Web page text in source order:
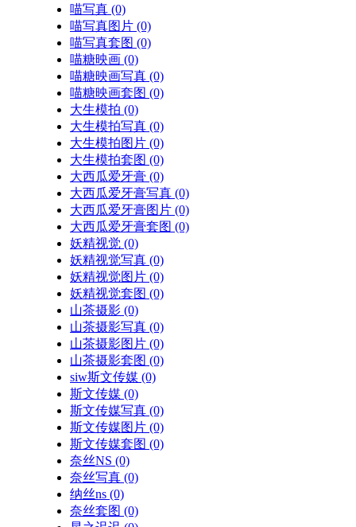
喵写真 (0)
喵写真图片 (0)
喵写真套图 (0)
喵糖映画 (0)
喵糖映画写真 (0)
喵糖映画套图 (0)
大生模拍 (0)
大生模拍写真 (0)
大生模拍图片 (0)
大生模拍套图 (0)
大西瓜爱牙膏 (0)
大西瓜爱牙膏写真 (0)
大西瓜爱牙膏图片 (0)
大西瓜爱牙膏套图 (0)
妖精视觉 (0)
妖精视觉写真 (0)
妖精视觉图片 (0)
妖精视觉套图 (0)
山茶摄影 (0)
山茶摄影写真 (0)
山茶摄影图片 (0)
山茶摄影套图 (0)
siw斯文传媒 (0)
斯文传媒 (0)
斯文传媒写真 (0)
斯文传媒图片 (0)
斯文传媒套图 (0)
奈丝NS (0)
奈丝写真 (0)
纳丝ns (0)
奈丝套图 (0)